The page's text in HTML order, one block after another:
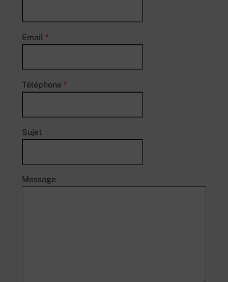
Email *
Téléphone *
Sujet
Message